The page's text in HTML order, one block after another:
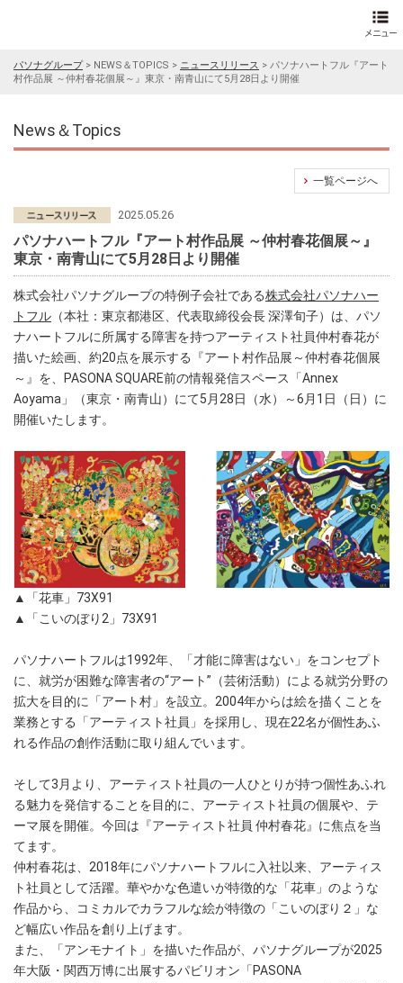
パソナグループ> NEWS＆TOPICS > ニュースリリース > パソナハートフル『アート
村作品展 ～仲村春花個展～』東京・南青山にて5月28日より開催
News＆Topics
一覧ページへ
2025.05.26
パソナハートフル『アート村作品展 ～仲村春花個展～』
東京・南青山にて5月28日より開催
株式会社パソナグループの特例子会社である株式会社パソナハー
トフル （本社：東京都港区、代表取締役会長 深澤旬子）は、パソ
ナハートフルに所属する障害を持つアーティスト社員仲村春花が
描いた絵画、約20点を展示する『アート村作品展～仲村春花個展
～』を、PASONA SQUARE前の情報発信スペース「Annex
Aoyama」（東京・南青山）にて5月28日（水）～6月1日（日）に
開催いたします。
▲「花車」73X91
▲「こいのぼり2」73X91
パソナハートフルは1992年、「才能に障害はない」をコンセプト
に、就労が困難な障害者の“アート”（芸術活動）による就労分野の
拡大を目的に「アート村」を設立。2004年からは絵を描くことを
業務とする「アーティスト社員」を採用し、現在22名が個性あふ
れる作品の創作活動に取り組んでいます。
そして3月より、アーティスト社員の一人ひとりが持つ個性あふれ
る魅力を発信することを目的に、アーティスト社員の個展や、テ
ーマ展を開催。今回は『アーティスト社員 仲村春花』に焦点を当
てます。
仲村春花は、2018年にパソナハートフルに入社以来、アーティス
ト社員として活躍。華やかな色遣いが特徴的な「花車」のような
作品から、コミカルでカラフルな絵が特徴の「こいのぼり２」な
ど幅広い作品を創り上げます。
また、「アンモナイト」を描いた作品が、パソナグループが2025
年大阪・関西万博に出展するパビリオン「PASONA